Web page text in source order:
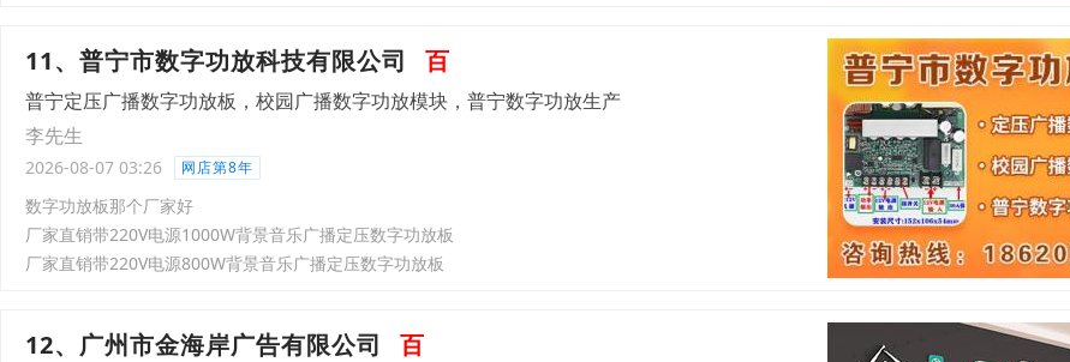
11、普宁市数字功放科技有限公司 百
普宁定压广播数字功放板，校园广播数字功放模块，普宁数字功放生产
李先生
2026-08-07 03:26 网店第8年
数字功放板那个厂家好
厂家直销带220V电源1000W背景音乐广播定压数字功放板
厂家直销带220V电源800W背景音乐广播定压数字功放板
12、广州市金海岸广告有限公司 百